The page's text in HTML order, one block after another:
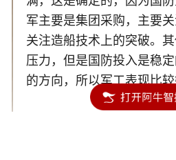
军主要是集团采购，主要
关注造船技术上的突破。
压力，但是国防投入是稳
的方向，所以军工表现比